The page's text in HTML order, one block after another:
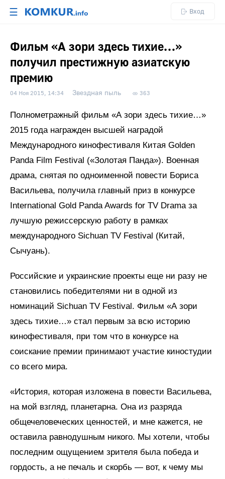
☰ Вход
Фильм «А зори здесь тихие…»
получил престижную азиатскую
премию
04 Ноя 2015, 14:34 Звездная пыль 363
Полнометражный фильм «А зори здесь тихие…»
2015 года награжден высшей наградой
Международного кинофестиваля Китая Golden
Panda Film Festival («Золотая Панда»). Военная
драма, снятая по одноименной повести Бориса
Васильева, получила главный приз в конкурсе
International Gold Panda Awards for TV Drama за
лучшую режиссерскую работу в рамках
международного Sichuan TV Festival (Китай,
Сычуань).
Российские и украинские проекты еще ни разу не
становились победителями ни в одной из
номинаций Sichuan TV Festival. Фильм «А зори
здесь тихие…» стал первым за всю историю
кинофестиваля, при том что в конкурсе на
соискание премии принимают участие киностудии
со всего мира.
«История, которая изложена в повести Васильева,
на мой взгляд, планетарна. Она из разряда
общечеловеческих ценностей, и мне кажется, не
оставила равнодушным никого. Мы хотели, чтобы
последним ощущением зрителя была победа и
гордость, а не печаль и скорбь — вот, к чему мы